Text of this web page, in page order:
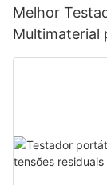
Melhor
Multimaterial
Tensão -